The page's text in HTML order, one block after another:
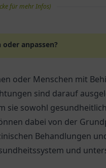
für mehr Infos)
anpassen?
oder Menschen mit
sind darauf
sie sowohl
dabei von der
Behandlungen
und